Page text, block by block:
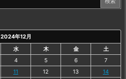
2024年12月
水 木 金 土
4 5 6
7
11 12 13
14